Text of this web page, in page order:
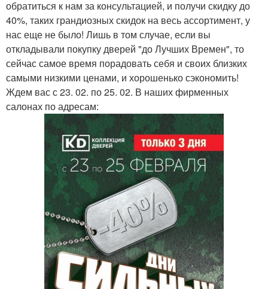
обратиться к нам за консультацией, и получи скидку до
40%, таких грандиозных скидок на весь ассортимент, у
нас еще не было! Лишь в том случае, если вы
откладывали покупку дверей "до Лучших Времен", то
сейчас самое время порадовать себя и своих близких
самыми низкими ценами, и хорошенько сэкономить!
Ждем вас с 23. 02. по 25. 02. В наших фирменных
салонах по адресам: